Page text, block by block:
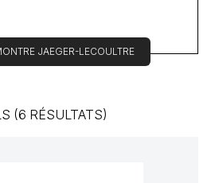
JAEGER-LECOULTRE
(6 RÉSULTATS)